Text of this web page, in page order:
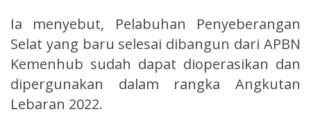
Ia menyebut, Pelabuhan Penyeberangan
Selat yang baru selesai dibangun dari APBN
Kemenhub sudah dapat dioperasikan dan
dipergunakan dalam rangka Angkutan
Lebaran 2022.